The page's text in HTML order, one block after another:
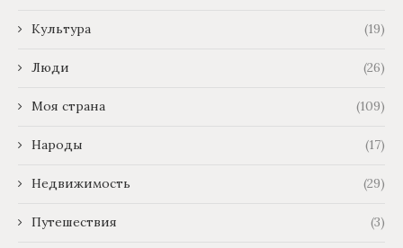
Культура (19)
Люди (26)
Моя страна (109)
Народы (17)
Недвижимость (29)
Путешествия (3)